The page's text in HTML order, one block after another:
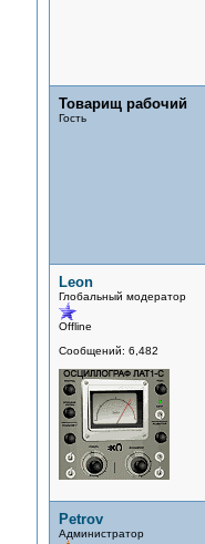
Товарищ рабочий
Гость
Leon
Глобальный модератор
Offline
Сообщений: 6,482
Petrov
Администратор